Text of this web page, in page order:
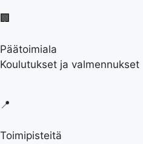
🏢
Päätoimiala
Koulutukset ja valmennukset
📍
Toimipisteitä